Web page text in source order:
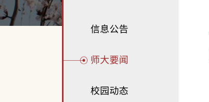
信息公告
师大要闻
校园动态